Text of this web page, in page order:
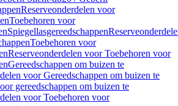
Reserveonderdelen voor
Toebehoren voor
Spiegellasgereedschappen
Toebehoren voor
Reserveonderdelen voor Toebehoren voor
Gereedschappen om buizen te
voor Gereedschappen om buizen te
gereedschappen om buizen te
voor Toebehoren voor